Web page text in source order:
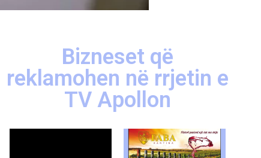
Bizneset që
reklamohen në rrjetin e
TV Apollon